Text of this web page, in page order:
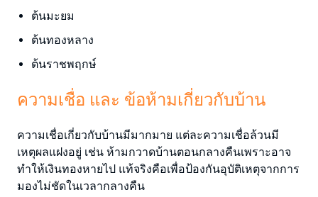
ต้นมะยม
ต้นทองหลาง
ต้นราชพฤกษ์
ความเชื่อ และ ข้อห้ามเกี่ยวกับบ้าน
ความเชื่อเกี่ยวกับบ้านมีมากมาย แต่ละความเชื่อล้วนมี
เหตุผลแฝงอยู่ เช่น ห้ามกวาดบ้านตอนกลางคืนเพราะอาจ
ทำให้เงินทองหายไป แท้จริงคือเพื่อป้องกันอุบัติเหตุจากการ
มองไม่ชัดในเวลากลางคืน